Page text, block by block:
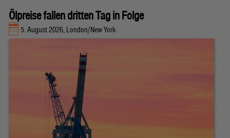
Ölpreise fallen dritten Tag in Folge
5. August 2026, London/New York